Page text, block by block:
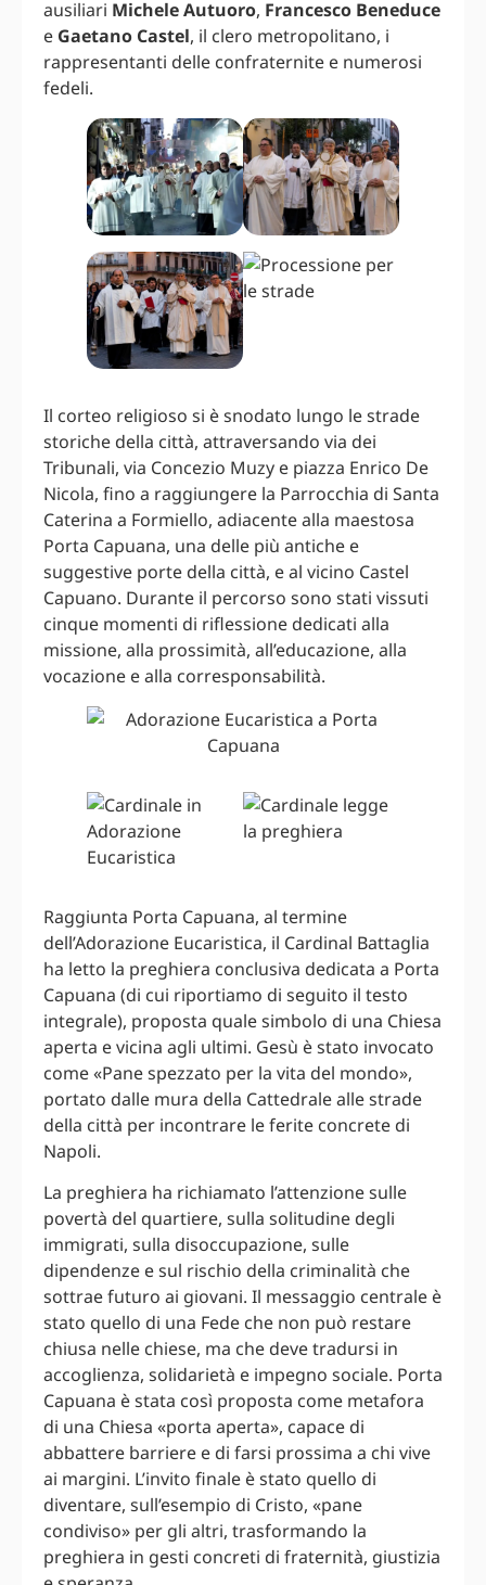
ausiliari Michele Autuoro, Francesco Beneduce
e Gaetano Castel, il clero metropolitano, i
rappresentanti delle confraternite e numerosi
fedeli.
Il corteo religioso si è snodato lungo le strade
storiche della città, attraversando via dei
Tribunali, via Concezio Muzy e piazza Enrico De
Nicola, fino a raggiungere la Parrocchia di Santa
Caterina a Formiello, adiacente alla maestosa
Porta Capuana, una delle più antiche e
suggestive porte della città, e al vicino Castel
Capuano. Durante il percorso sono stati vissuti
cinque momenti di riflessione dedicati alla
missione, alla prossimità, all’educazione, alla
vocazione e alla corresponsabilità.
Raggiunta Porta Capuana, al termine
dell’Adorazione Eucaristica, il Cardinal Battaglia
ha letto la preghiera conclusiva dedicata a Porta
Capuana (di cui riportiamo di seguito il testo
integrale), proposta quale simbolo di una Chiesa
aperta e vicina agli ultimi. Gesù è stato invocato
come «Pane spezzato per la vita del mondo»,
portato dalle mura della Cattedrale alle strade
della città per incontrare le ferite concrete di
Napoli.
La preghiera ha richiamato l’attenzione sulle
povertà del quartiere, sulla solitudine degli
immigrati, sulla disoccupazione, sulle
dipendenze e sul rischio della criminalità che
sottrae futuro ai giovani. Il messaggio centrale è
stato quello di una Fede che non può restare
chiusa nelle chiese, ma che deve tradursi in
accoglienza, solidarietà e impegno sociale. Porta
Capuana è stata così proposta come metafora
di una Chiesa «porta aperta», capace di
abbattere barriere e di farsi prossima a chi vive
ai margini. L’invito finale è stato quello di
diventare, sull’esempio di Cristo, «pane
condiviso» per gli altri, trasformando la
preghiera in gesti concreti di fraternità, giustizia